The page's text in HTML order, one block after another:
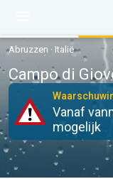
Abruzzen · Italië
Campo di
Vanaf
mogelijk